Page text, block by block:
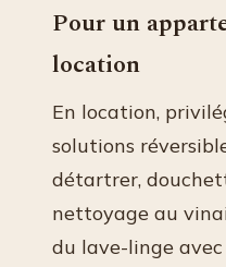
Pour un
location
En location,
solutions
détartrer,
nettoyage au
du lave-linge